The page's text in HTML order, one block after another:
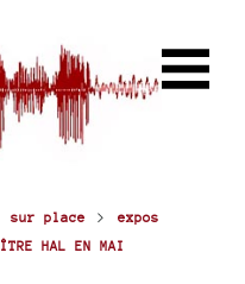
sur place > expos
HAL EN MAI